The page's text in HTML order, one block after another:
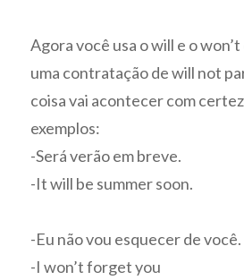
Agora você usa o will e o
uma contratação de will not
coisa vai acontecer com
exemplos:
-Será verão em breve.
-It will be summer soon.
-Eu não vou esquecer de você.
-I won’t forget you